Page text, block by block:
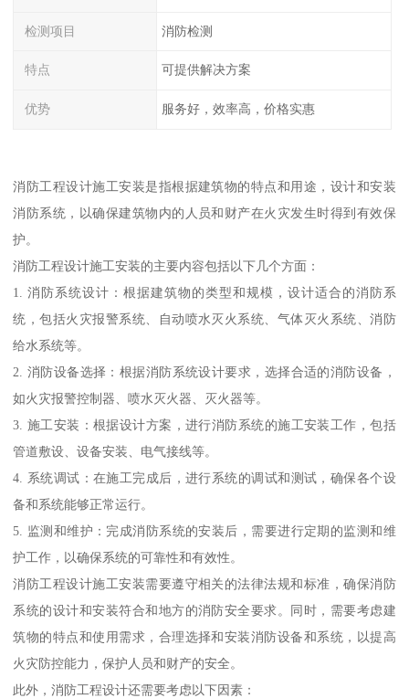
检测项目 消防检测
特点 可提供解决方案
优势 服务好，效率高，价格实惠
消防工程设计施工安装是指根据建筑物的特点和用途，设计和安装
消防系统，以确保建筑物内的人员和财产在火灾发生时得到有效保
护。
消防工程设计施工安装的主要内容包括以下几个方面：
1. 消防系统设计：根据建筑物的类型和规模，设计适合的消防系
统，包括火灾报警系统、自动喷水灭火系统、气体灭火系统、消防
给水系统等。
2. 消防设备选择：根据消防系统设计要求，选择合适的消防设备，
如火灾报警控制器、喷水灭火器、灭火器等。
3. 施工安装：根据设计方案，进行消防系统的施工安装工作，包括
管道敷设、设备安装、电气接线等。
4. 系统调试：在施工完成后，进行系统的调试和测试，确保各个设
备和系统能够正常运行。
5. 监测和维护：完成消防系统的安装后，需要进行定期的监测和维
护工作，以确保系统的可靠性和有效性。
消防工程设计施工安装需要遵守相关的法律法规和标准，确保消防
系统的设计和安装符合和地方的消防安全要求。同时，需要考虑建
筑物的特点和使用需求，合理选择和安装消防设备和系统，以提高
火灾防控能力，保护人员和财产的安全。
此外，消防工程设计还需要考虑以下因素：